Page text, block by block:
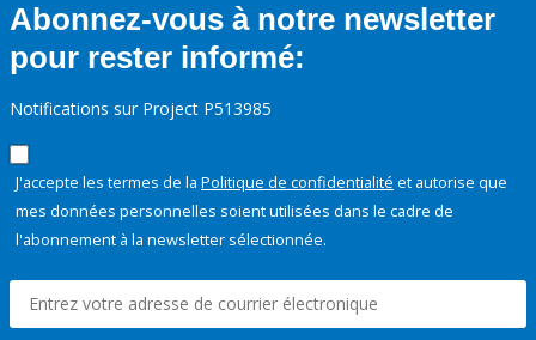
Abonnez-vous à notre newsletter
pour rester informé:
Notifications sur Project P513985
J'accepte les termes de la Politique de confidentialité et autorise que
mes données personnelles soient utilisées dans le cadre de
l'abonnement à la newsletter sélectionnée.